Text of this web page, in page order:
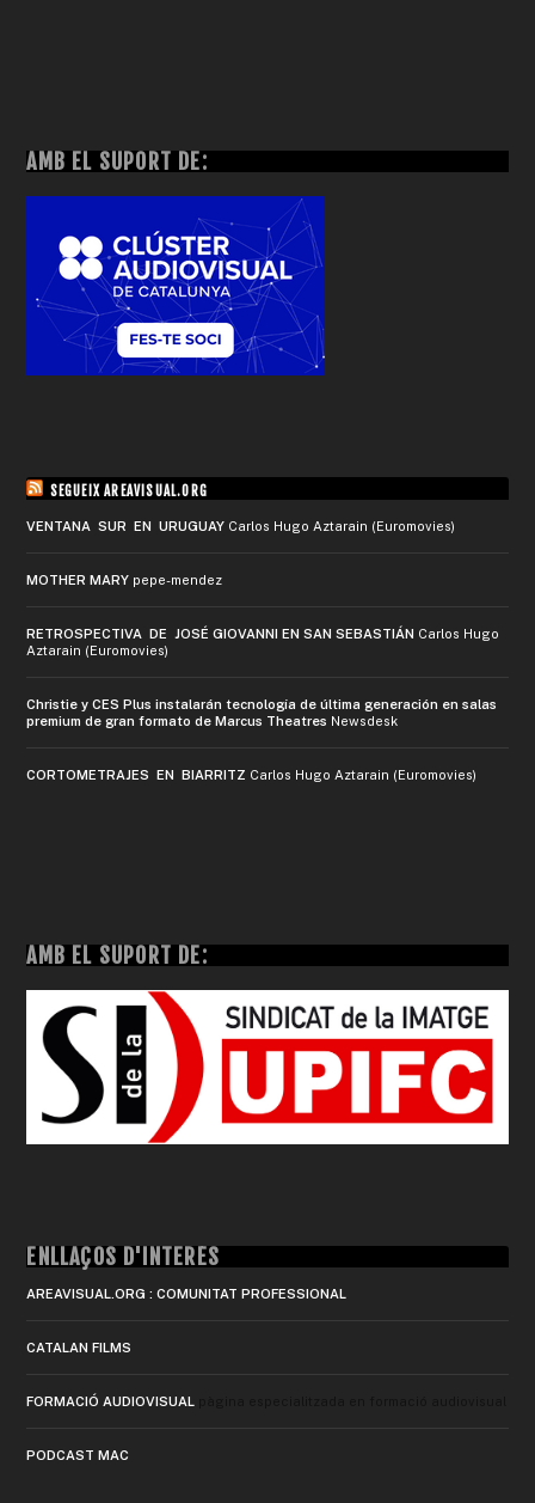
AMB EL SUPORT DE:
SEGUEIX AREAVISUAL.ORG
VENTANA SUR EN URUGUAY Carlos Hugo Aztarain (Euromovies)
MOTHER MARY pepe-mendez
RETROSPECTIVA DE JOSÉ GIOVANNI EN SAN SEBASTIÁN Carlos Hugo
Aztarain (Euromovies)
Christie y CES Plus instalarán tecnología de última generación en salas
premium de gran formato de Marcus Theatres Newsdesk
CORTOMETRAJES EN BIARRITZ Carlos Hugo Aztarain (Euromovies)
AMB EL SUPORT DE:
ENLLAÇOS D'INTERÈS
AREAVISUAL.ORG : COMUNITAT PROFESSIONAL
CATALAN FILMS
FORMACIÓ AUDIOVISUAL
PODCAST MAC